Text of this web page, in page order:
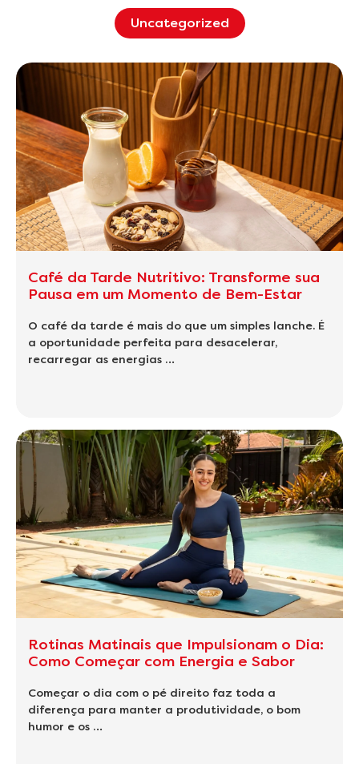
Uncategorized
Café da Tarde Nutritivo: Transforme sua
Pausa em um Momento de Bem-Estar
O café da tarde é mais do que um simples lanche. É
a oportunidade perfeita para desacelerar,
recarregar as energias …
Rotinas Matinais que Impulsionam o Dia:
Como Começar com Energia e Sabor
Começar o dia com o pé direito faz toda a
diferença para manter a produtividade, o bom
humor e os …